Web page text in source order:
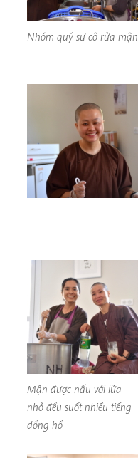
Nhóm quý sư cô rửa mận
Mận được nấu với lửa
nhỏ đều suốt nhiều tiếng
đồng hồ